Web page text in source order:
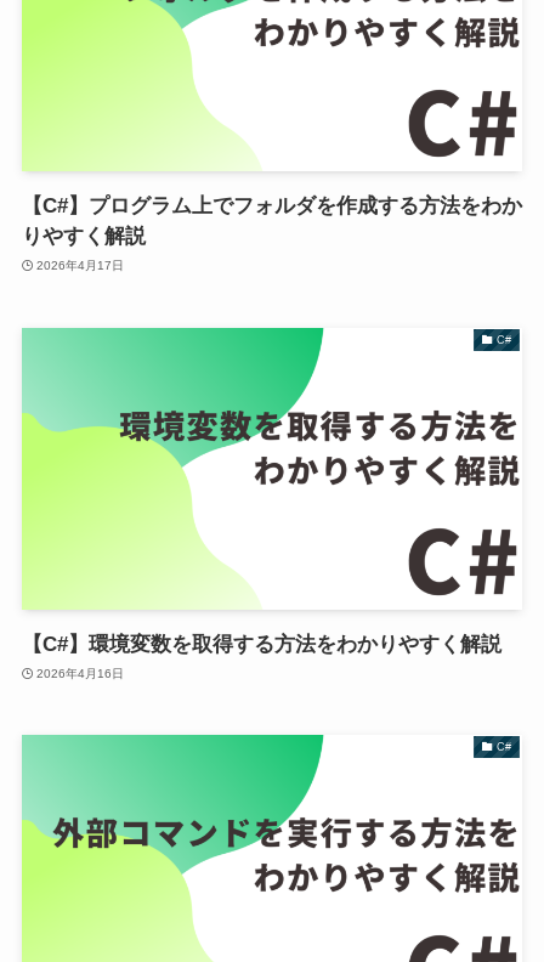
【C#】プログラム上でフォルダを作成する方法をわか
りやすく解説
2026年4月17日
C#
【C#】環境変数を取得する方法をわかりやすく解説
2026年4月16日
C#